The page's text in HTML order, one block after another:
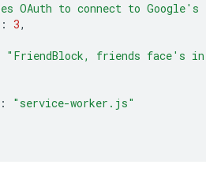
OAuth to connect to
: 3,
"FriendBlock, friends face's
:
"service-worker.js"